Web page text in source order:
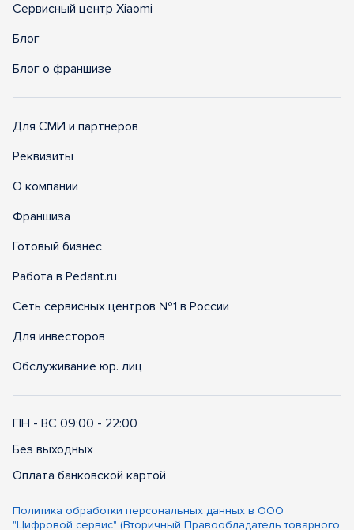
Сервисный центр Xiaomi
Блог
Блог о франшизе
Для СМИ и партнеров
Реквизиты
О компании
Франшиза
Готовый бизнес
Работа в Pedant.ru
Сеть сервисных центров №1 в России
Для инвесторов
Обслуживание юр. лиц
ПН - ВС 09:00 - 22:00
Без выходных
Оплата банковской картой
Политика обработки персональных данных в ООО
"Цифровой сервис" (Вторичный Правообладатель товарного